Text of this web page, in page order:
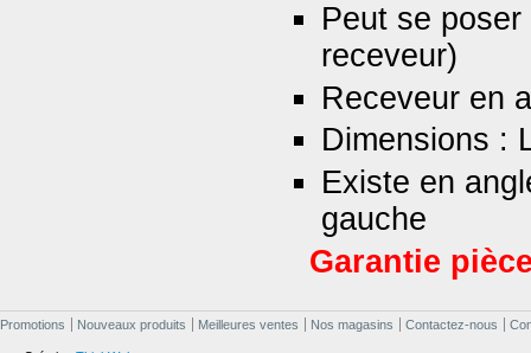
Peut se
receveur)
Receveur en
Dimensions :
Existe en
gauche
Garantie
Promotions Nouveaux produits Meilleures ventes Nos magasins Contactez-nous